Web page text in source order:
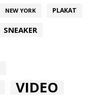
NEW YORK PLAKAT
SNEAKER
VIDEO